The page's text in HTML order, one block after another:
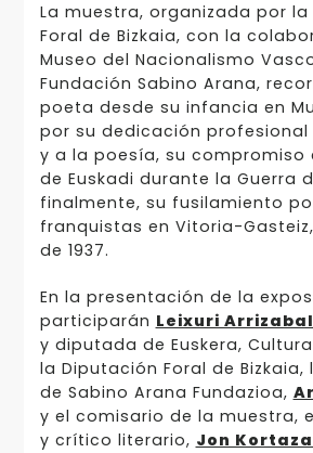
La muestra, organizada por
Foral de Bizkaia, con la
Museo del Nacionalismo
Fundación Sabino Arana,
poeta desde su infancia en
por su dedicación
y a la poesía, su compromiso
de Euskadi durante la Guerra
finalmente, su fusilamiento
franquistas en Vitoria-
de 1937.
En la presentación de la
participarán Leixuri
y diputada de Euskera,
la Diputación Foral de
de Sabino Arana Fundazioa,
y el comisario de la muestra,
y crítico literario, Jon